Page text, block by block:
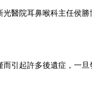
醫院耳鼻喉科主任侯
引起許多後遺症，一